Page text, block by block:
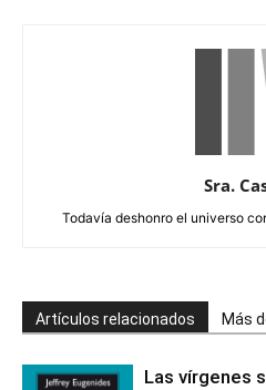
Sra.
Todavía deshonro el universo
Artículos relacionados Más
Las vírgenes